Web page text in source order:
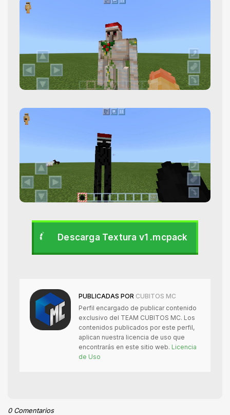
Descarga Textura v1 .mcpack
PUBLICADAS POR CUBITOS MC
Perfil encargado de publicar contenido
exclusivo del TEAM CUBITOS MC. Los
contenidos publicados por este perfil,
aplican nuestra licencia de uso que
encontrarás en este sitio web. Licencia
de Uso
0 Comentarios